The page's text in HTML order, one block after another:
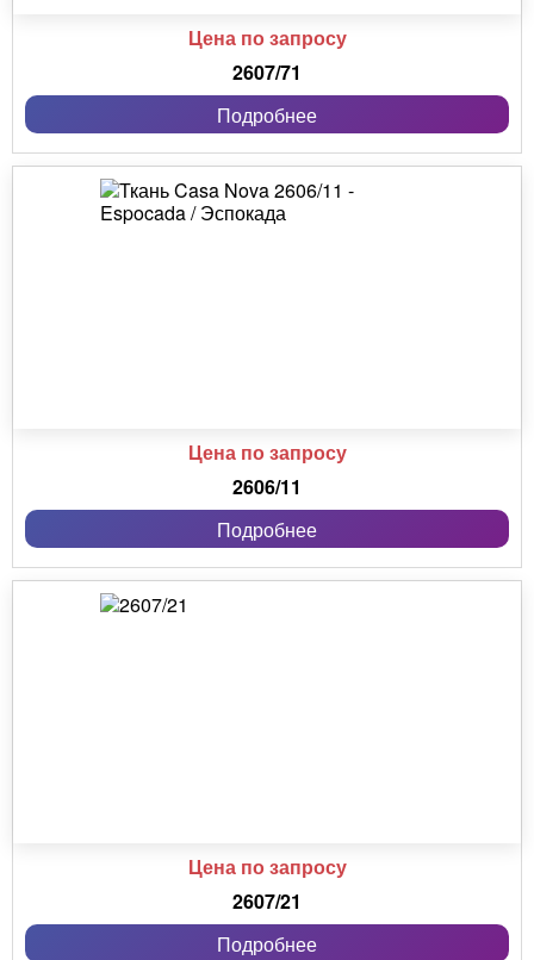
Цена по запросу
2607/71
Подробнее
Цена по запросу
2606/11
Подробнее
Цена по запросу
2607/21
Подробнее